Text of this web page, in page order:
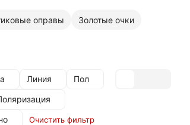
оправы
Золотые очки
Линия
Пол
Очистить фильтр